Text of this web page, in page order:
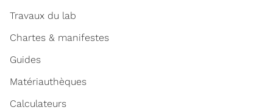
Travaux du lab
Chartes & manifestes
Guides
Matériauthèques
Calculateurs